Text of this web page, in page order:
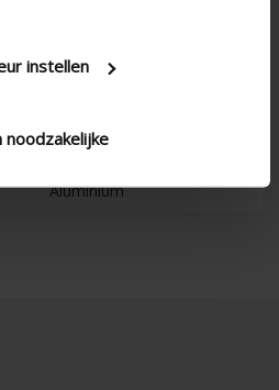
instellen
noodzakelijke
Toevoerverluchting
Aluminium